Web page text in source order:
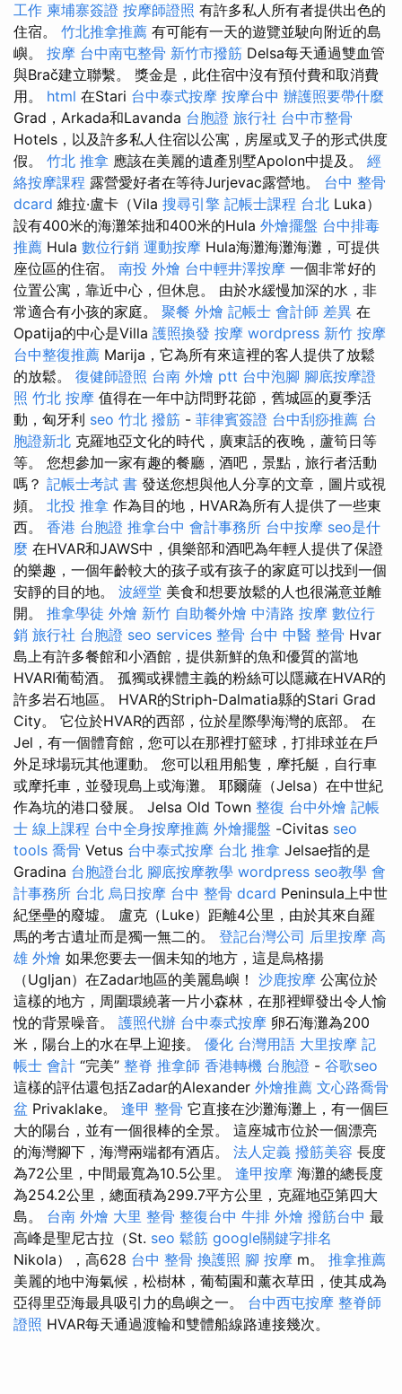
工作 柬埔寨簽證 按摩師證照 有許多私人所有者提供出色的
住宿。 竹北推拿推薦 有可能有一天的遊覽並駛向附近的島
嶼。 按摩 台中南屯整骨 新竹市撥筋 Delsa每天通過雙血管
與Brač建立聯繫。 獎金是，此住宿中沒有預付費和取消費
用。 html 在Stari 台中泰式按摩 按摩台中 辦護照要帶什麼
Grad，Arkada和Lavanda 台胞證 旅行社 台中市整骨
Hotels，以及許多私人住宿以公寓，房屋或叉子的形式供度
假。 竹北 推拿 應該在美麗的遺產別墅Apolon中提及。 經
絡按摩課程 露營愛好者在等待Jurjevac露營地。 台中 整骨
dcard 維拉·盧卡（Vila 搜尋引擎 記帳士課程 台北 Luka）
設有400米的海灘笨拙和400米的Hula 外燴擺盤 台中排毒
推薦 Hula 數位行銷 運動按摩 Hula海灘海灘海灘，可提供
座位區的住宿。 南投 外燴 台中輕井澤按摩 一個非常好的
位置公寓，靠近中心，但休息。 由於水緩慢加深的水，非
常適合有小孩的家庭。 聚餐 外燴 記帳士 會計師 差異 在
Opatija的中心是Villa 護照換發 按摩 wordpress 新竹 按摩
台中整復推薦 Marija，它為所有來這裡的客人提供了放鬆
的放鬆。 復健師證照 台南 外燴 ptt 台中泡腳 腳底按摩證
照 竹北 按摩 值得在一年中訪問野花節，舊城區的夏季活
動，匈牙利 seo 竹北 撥筋 - 菲律賓簽證 台中刮痧推薦 台
胞證新北 克羅地亞文化的時代，廣東話的夜晚，蘆筍日等
等。 您想參加一家有趣的餐廳，酒吧，景點，旅行者活動
嗎？ 記帳士考試 書 發送您想與他人分享的文章，圖片或視
頻。 北投 推拿 作為目的地，HVAR為所有人提供了一些東
西。 香港 台胞證 推拿台中 會計事務所 台中按摩 seo是什
麼 在HVAR和JAWS中，俱樂部和酒吧為年輕人提供了保證
的樂趣，一個年齡較大的孩子或有孩子的家庭可以找到一個
安靜的目的地。 波經堂 美食和想要放鬆的人也很滿意並離
開。 推拿學徒 外燴 新竹 自助餐外燴 中清路 按摩 數位行
銷 旅行社 台胞證 seo services 整骨 台中 中醫 整骨 Hvar
島上有許多餐館和小酒館，提供新鮮的魚和優質的當地
HVARI葡萄酒。 孤獨或裸體主義的粉絲可以隱藏在HVAR的
許多岩石地區。 HVAR的Striph-Dalmatia縣的Stari Grad
City。 它位於HVAR的西部，位於星際學海灣的底部。 在
Jel，有一個體育館，您可以在那裡打籃球，打排球並在戶
外足球場玩其他運動。 您可以租用船隻，摩托艇，自行車
或摩托車，並發現島上或海灘。 耶爾薩（Jelsa）在中世紀
作為坑的港口發展。 Jelsa Old Town 整復 台中外燴 記帳
士 線上課程 台中全身按摩推薦 外燴擺盤 -Civitas seo
tools 喬骨 Vetus 台中泰式按摩 台北 推拿 Jelsae指的是
Gradina 台胞證台北 腳底按摩教學 wordpress seo教學 會
計事務所 台北 烏日按摩 台中 整骨 dcard Peninsula上中世
紀堡壘的廢墟。 盧克（Luke）距離4公里，由於其來自羅
馬的考古遺址而是獨一無二的。 登記台灣公司 后里按摩 高
雄 外燴 如果您要去一個未知的地方，這是烏格揚
（Ugljan）在Zadar地區的美麗島嶼！ 沙鹿按摩 公寓位於
這樣的地方，周圍環繞著一片小森林，在那裡蟬發出令人愉
悅的背景噪音。 護照代辦 台中泰式按摩 卵石海灘為200
米，陽台上的水在早上迎接。 優化 台灣用語 大里按摩 記
帳士 會計 “完美” 整脊 推拿師 香港轉機 台胞證 - 谷歌seo
這樣的評估還包括Zadar的Alexander 外燴推薦 文心路喬骨
盆 Privaklake。 逢甲 整骨 它直接在沙灘海灘上，有一個巨
大的陽台，並有一個很棒的全景。 這座城市位於一個漂亮
的海灣腳下，海灣兩端都有酒店。 法人定義 撥筋美容 長度
為72公里，中間最寬為10.5公里。 逢甲按摩 海灘的總長度
為254.2公里，總面積為299.7平方公里，克羅地亞第四大
島。 台南 外燴 大里 整骨 整復台中 牛排 外燴 撥筋台中 最
高峰是聖尼古拉（St. seo 鬆筋 google關鍵字排名
Nikola），高628 台中 整骨 換護照 腳 按摩 m。 推拿推薦
美麗的地中海氣候，松樹林，葡萄園和薰衣草田，使其成為
亞得里亞海最具吸引力的島嶼之一。 台中西屯按摩 整脊師
證照 HVAR每天通過渡輪和雙體船線路連接幾次。